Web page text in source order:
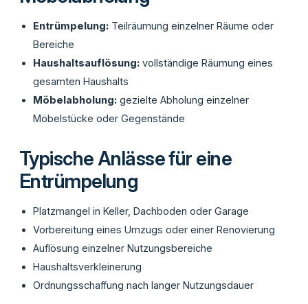
Entrümpelung: Teilräumung einzelner Räume oder
Bereiche
Haushaltsauflösung: vollständige Räumung eines
gesamten Haushalts
Möbelabholung: gezielte Abholung einzelner
Möbelstücke oder Gegenstände
Typische Anlässe für eine
Entrümpelung
Platzmangel in Keller, Dachboden oder Garage
Vorbereitung eines Umzugs oder einer Renovierung
Auflösung einzelner Nutzungsbereiche
Haushaltsverkleinerung
Ordnungsschaffung nach langer Nutzungsdauer